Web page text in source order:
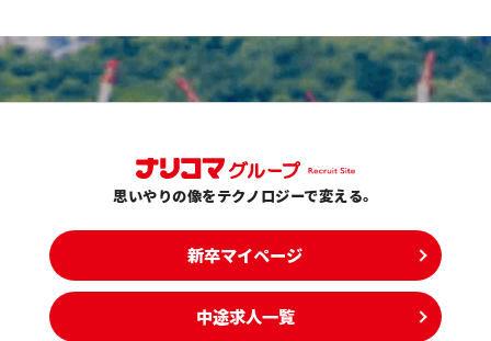
思いやりの像をテクノロジーで変える。
新卒マイページ
中途求人一覧